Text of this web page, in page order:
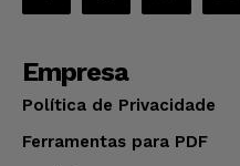
Empresa
Política de Privacidade
Ferramentas para PDF